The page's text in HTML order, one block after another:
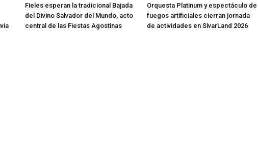
Fieles esperan la tradicional Bajada
del Divino Salvador del Mundo, acto
central de las Fiestas Agostinas
Orquesta Platinum y espectáculo de
fuegos artificiales cierran jornada
de actividades en SívarLand 2026